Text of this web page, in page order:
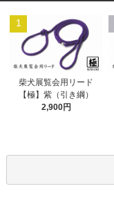
1
柴犬展覧会用リード
【極】紫（引き綱）
2,900円